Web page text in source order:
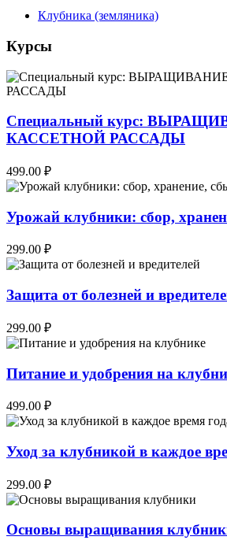
Клубника (земляника)
Курсы
Специальный курс:
КАССЕТНОЙ РАССАДЫ
499.00 ₽
Урожай клубники: сбор,
299.00 ₽
Защита от болезней и
299.00 ₽
Питание и удобрения на
499.00 ₽
Уход за клубникой в каждое
299.00 ₽
Основы выращивания